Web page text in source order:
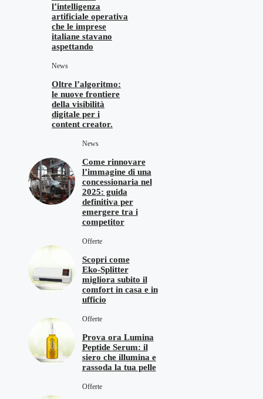
l’intelligenza
artificiale operativa
che le imprese
italiane stavano
aspettando
News
Oltre l’algoritmo:
le nuove frontiere
della visibilità
digitale per i
content creator.
News
Come rinnovare
l’immagine di una
concessionaria nel
2025: guida
definitiva per
emergere tra i
competitor
Offerte
Scopri come
Eko‑Splitter
migliora subito il
comfort in casa e in
ufficio
Offerte
Prova ora Lumina
Peptide Serum: il
siero che illumina e
rassoda la tua pelle
Offerte